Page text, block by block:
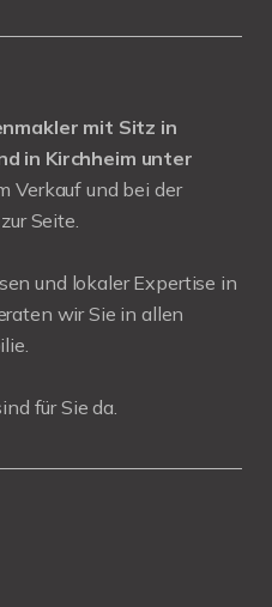
mit Sitz in
in Kirchheim unter
Verkauf und bei der
Seite.
und lokaler Expertise in
wir Sie in allen
für Sie da.